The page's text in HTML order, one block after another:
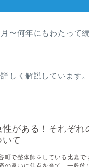
〜何年にもわたって
しく解説しています。
がある！それぞれ
て
町で整体師をしている比嘉で
の違いに焦点を当て、一般的